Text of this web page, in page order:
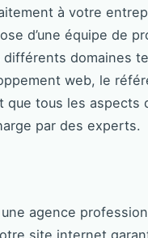
à votre
d’une équipe de
différents domaines
web, le
que tous les aspects
par des experts.
agence
site internet